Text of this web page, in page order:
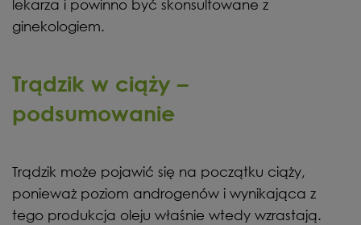
lekarza i powinno być skonsultowane z
ginekologiem.
Trądzik w ciąży –
podsumowanie
Trądzik może pojawić się na początku ciąży,
ponieważ poziom androgenów i wynikająca z
tego produkcja oleju właśnie wtedy wzrastają.